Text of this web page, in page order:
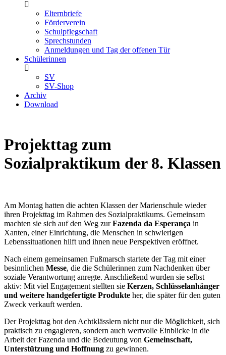
Elternbriefe
Förderverein
Schulpflegschaft
Sprechstunden
Anmeldungen und Tag der offenen Tür
Schülerinnen
SV
SV-Shop
Archiv
Download
Projekttag zum
Sozialpraktikum der 8. Klassen
Am Montag hatten die achten Klassen der Marienschule wieder
ihren Projekttag im Rahmen des Sozialpraktikums. Gemeinsam
machten sie sich auf den Weg zurFazenda da Esperança in
Xanten, einer Einrichtung, die Menschen in schwierigen
Lebenssituationen hilft und ihnen neue Perspektiven eröffnet.
Nach einem gemeinsamen Fußmarsch startete der Tag mit einer
besinnlichen Messe, die die Schülerinnen zum Nachdenken über
soziale Verantwortung anregte. Anschließend wurden sie selbst
aktiv: Mit viel Engagement stellten sie Kerzen, Schlüsselanhänger
und weitere handgefertigte Produkte her, die später für den guten
Zweck verkauft werden.
Der Projekttag bot den Achtklässlern nicht nur die Möglichkeit, sich
praktisch zu engagieren, sondern auch wertvolle Einblicke in die
Arbeit der Fazenda und die Bedeutung von Gemeinschaft,
Unterstützung und Hoffnung zu gewinnen.